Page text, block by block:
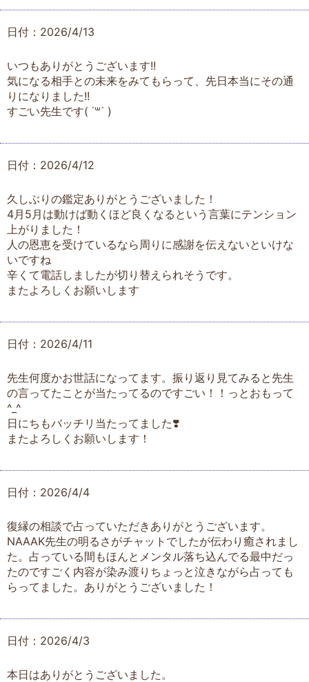
日付：2026/4/13
いつもありがとうございます!!
気になる相手との未来をみてもらって、先日本当にその通
りになりました!!
すごい先生です( ˙꒳​˙ )
日付：2026/4/12
久しぶりの鑑定ありがとうございました！
4月5月は動けば動くほど良くなるという言葉にテンション
上がりました！
人の恩恵を受けているなら周りに感謝を伝えないといけな
いですね
辛くて電話しましたが切り替えられそうです。
またよろしくお願いします
日付：2026/4/11
先生何度かお世話になってます。振り返り見てみると先生
の言ってたことが当たってるのですごい！！っとおもって
^_^
日にちもバッチリ当たってました❣️
またよろしくお願いします！
日付：2026/4/4
復縁の相談で占っていただきありがとうございます。
NAAAK先生の明るさがチャットでしたが伝わり癒されまし
た。占っている間もほんとメンタル落ち込んでる最中だっ
たのですごく内容が染み渡りちょっと泣きながら占っても
らってました。ありがとうございました！
日付：2026/4/3
本日はありがとうございました。